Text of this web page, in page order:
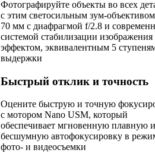
Фотографируйте объекты во всех
с этим светосильным зум-
70 мм с диафрагмой f/2.8 и
системой стабилизации изображения
эффектом, эквивалентным 5
выдержки
Быстрый отклик и точность
Оцените быструю и точную
с мотором Nano USM, который
обеспечивает мгновенную плавную и
бесшумную автофокусировку в
фото- и видеосъемки